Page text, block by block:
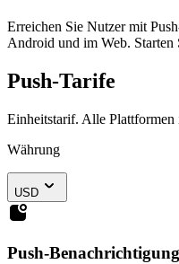
Erreichen Sie Nutzer mit
Android und im Web. Starten
Push-Tarife
Einheitstarif. Alle
Währung
USD
Push-